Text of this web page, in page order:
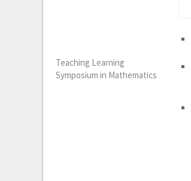
Teaching Learning
Symposium in Mathematics